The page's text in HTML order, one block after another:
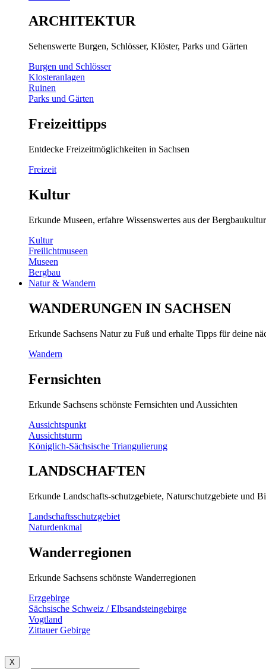
ARCHITEKTUR
Sehenswerte Burgen, Schlösser, Klöster, Parks und Gärten
Burgen und Schlösser
Klosteranlagen
Ruinen
Parks und Gärten
Freizeittipps
Entdecke Freizeitmöglichkeiten in Sachsen
Freizeit
Kultur
Erkunde Museen, erfahre Wissenswertes aus der
Kultur
Freilichtmuseen
Museen
Bergbau
Natur & Wandern
WANDERUNGEN IN SACHSEN
Erkunde Sachsens Natur zu Fuß und erhalte Tipps für deine
Wandern
Fernsichten
Erkunde Sachsens schönste Fernsichten und Aussichten
Aussichtspunkt
Aussichtsturm
Königlich-Sächsische Triangulierung
LANDSCHAFTEN
Erkunde Landschafts-schutzgebiete, Naturschutzgebiete und
Landschaftsschutzgebiet
Naturdenkmal
Wanderregionen
Erkunde Sachsens schönste Wanderregionen
Erzgebirge
Sächsische Schweiz / Elbsandsteingebirge
Vogtland
Zittauer Gebirge
X